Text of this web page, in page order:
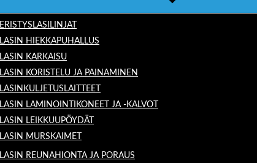
ERISTYSLASILINJAT
LASIN HIEKKAPUHALLUS
LASIN KARKAISU
LASIN KORISTELU JA PAINAMINEN
LASINKULJETUSLAITTEET
LASIN LAMINOINTIKONEET JA -KALVOT
LASIN LEIKKUUPÖYDÄT
LASIN MURSKAIMET
LASIN REUNAHIONTA JA PORAUS